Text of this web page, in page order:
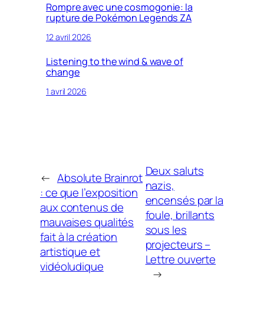
Rompre avec une cosmogonie: la
rupture de Pokémon Legends ZA
12 avril 2026
Listening to the wind & wave of
change
1 avril 2026
← Absolute Brainrot
: ce que l’exposition
aux contenus de
mauvaises qualités
fait à la création
artistique et
vidéoludique
Deux saluts
nazis,
encensés par la
foule, brillants
sous les
projecteurs –
Lettre ouverte
→